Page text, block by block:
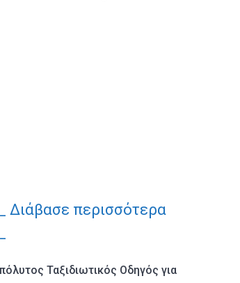
Διάβασε περισσότερα
Ταξιδιωτικός Οδηγός για